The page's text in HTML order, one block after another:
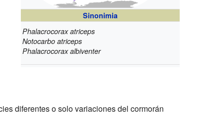
Sinonimia
Phalacrocorax atriceps
Notocarbo atriceps
Phalacrocorax albiventer
diferentes o solo variaciones del cormorán